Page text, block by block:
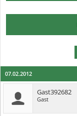
07.02.2012
Gast392682
Gast